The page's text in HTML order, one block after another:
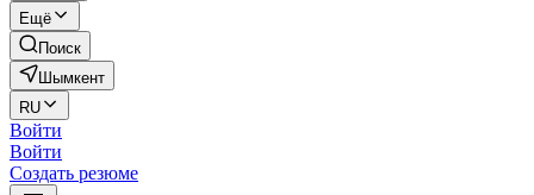
Ещё
Поиск
Шымкент
RU
Войти
Войти
Создать резюме